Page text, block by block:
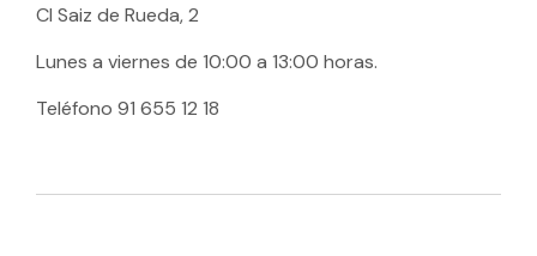
Cl Saiz de Rueda, 2
Lunes a viernes de 10:00 a 13:00 horas.
Teléfono 91 655 12 18